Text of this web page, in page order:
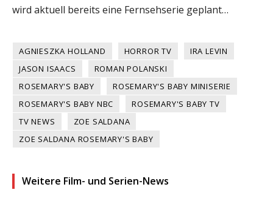
wird aktuell bereits eine Fernsehserie geplant…
AGNIESZKA HOLLAND HORROR TV
IRA LEVIN
JASON ISAACS
ROMAN POLANSKI
ROSEMARY'S BABY
ROSEMARY'S BABY MINISERIE
ROSEMARY'S BABY NBC
ROSEMARY'S BABY TV
TV NEWS
ZOE SALDANA
ZOE SALDANA ROSEMARY'S BABY
Weitere Film- und Serien-News